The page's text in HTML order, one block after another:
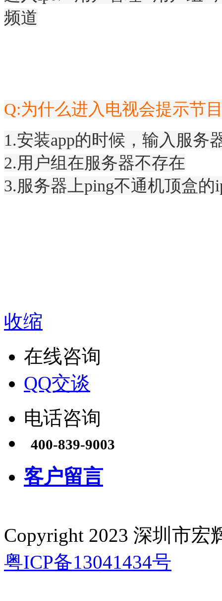
频道
Q:为什么进入电视会提示节
1.安装app的时候，输入服务
2.用户组在服务器不存在
3.服务器上ping不通机顶盒的
收缩
在线咨询
QQ交谈
电话咨询
400-839-9003
客户留言
Copyright 2023 深圳市
粤ICP备13041434号